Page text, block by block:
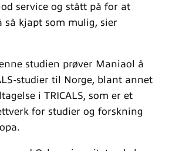
service og stått på for at
så kjapt som mulig, sier
studien prøver Maniaol å
studier til Norge, blant annet
i TRICALS, som er et
for studier og forskning